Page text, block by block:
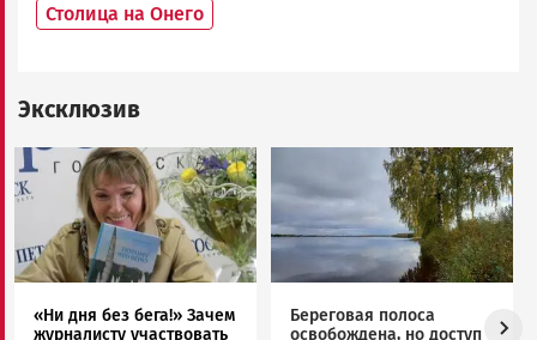
Столица на Онего
Эксклюзив
Image
«Ни дня без бега!» Зачем
журналисту участвовать
Береговая полоса
освобождена, но доступ